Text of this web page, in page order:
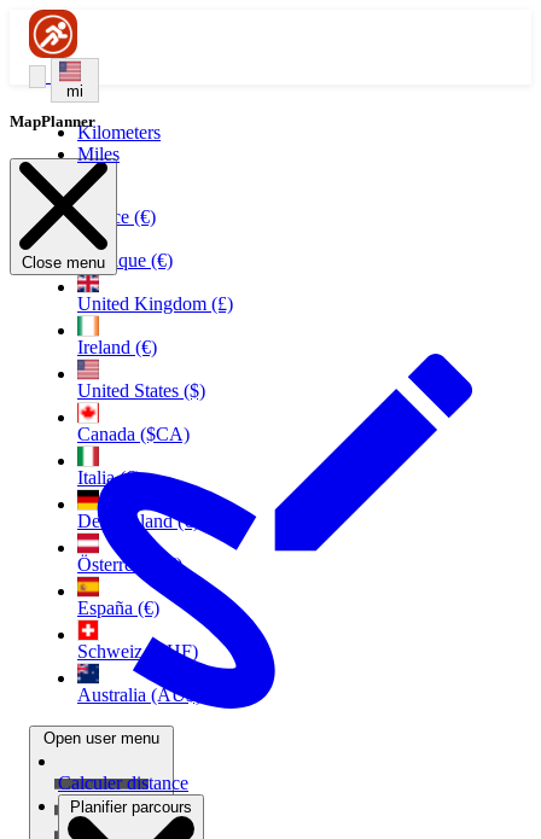
mi
Kilometers
Miles
France (€)
Belgique (€)
United Kingdom (£)
Ireland (€)
United States ($)
Canada ($CA)
Italia (€)
Deutschland (€)
Österreich (€)
España (€)
Schweiz (CHF)
Australia (AU$)
Open user menu
MapPlanner
Close menu
Calculer distance
Planifier parcours